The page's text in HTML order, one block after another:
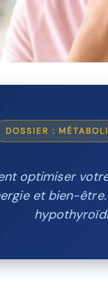
DOSSIER :
optimiser
et bien-